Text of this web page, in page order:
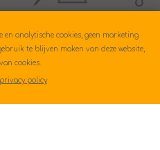
0604630
analytische cookies, geen marketing
te blijven maken van deze website,
cookies.
policy